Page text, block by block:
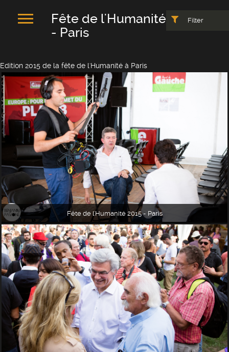
Fête de l'Humanité 2015
- Paris
Filter
Edition 2015 de la fête de l'Humanité à Paris
Fête de l'Humanité 2015 - Paris